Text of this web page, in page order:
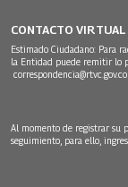
CONTACTO VIRTUAL
Estimado Ciudadano: Para
la Entidad puede remitir lo
correspondencia@rtvc.gov.co
Al momento de registrar su
seguimiento, para ello,